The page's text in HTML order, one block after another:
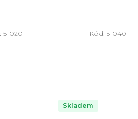
51020
Skladem
Kód: 51040